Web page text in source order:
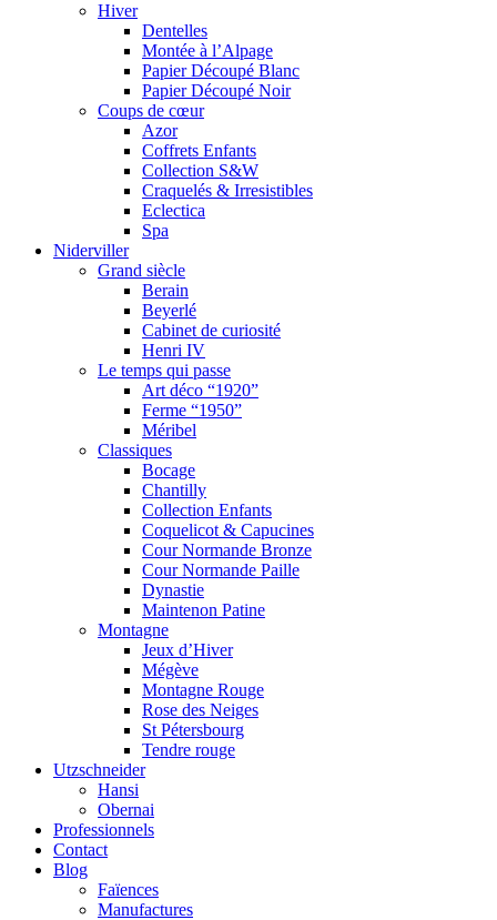
Hiver
Dentelles
Montée à l’Alpage
Papier Découpé Blanc
Papier Découpé Noir
Coups de cœur
Azor
Coffrets Enfants
Collection S&W
Craquelés & Irresistibles
Eclectica
Spa
Niderviller
Grand siècle
Berain
Beyerlé
Cabinet de curiosité
Henri IV
Le temps qui passe
Art déco “1920”
Ferme “1950”
Méribel
Classiques
Bocage
Chantilly
Collection Enfants
Coquelicot & Capucines
Cour Normande Bronze
Cour Normande Paille
Dynastie
Maintenon Patine
Montagne
Jeux d’Hiver
Mégève
Montagne Rouge
Rose des Neiges
St Pétersbourg
Tendre rouge
Utzschneider
Hansi
Obernai
Professionnels
Contact
Blog
Faïences
Manufactures